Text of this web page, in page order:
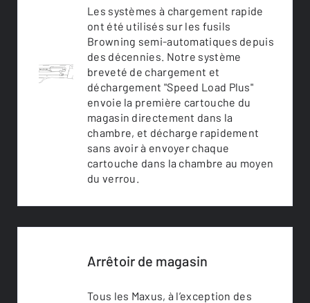
Les systèmes à chargement rapide
ont été utilisés sur les fusils
Browning semi-automatiques depuis
des décennies. Notre système
breveté de chargement et
déchargement "Speed Load Plus"
envoie la première cartouche du
magasin directement dans la
chambre, et décharge rapidement
sans avoir à envoyer chaque
cartouche dans la chambre au moyen
du verrou.
Arrêtoir de magasin
Tous les Maxus, à l’exception des